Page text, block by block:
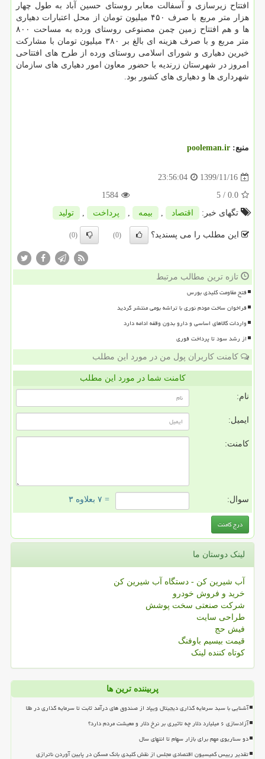
افتتاح زیرسازی و آسفالت معابر روستای حسین آباد به طول چهار
هزار متر مربع با صرف ۴۵۰ میلیون تومان از محل اعتبارات دهیاری
ها و هم افتتاح زمین چمن مصنوعی روستای ورده به مساحت ۸۰۰
متر مربع و با صرف هزینه ای بالغ بر ۳۸۰ میلیون تومان با مشارکت
خیرین دهیاری و شورای اسلامی روستای ورده از طرح های افتتاحی
امروز در شهرستان زرندیه با حضور معاون امور دهیاری های سازمان
شهرداری ها و دهیاری های کشور بود.
منبع: pooleman.ir
1399/11/16
23:56:04
0.0
/ 5
1584
تگهای خبر:
اقتصاد , بیمه , پرداخت , تولید
این مطلب را می پسندید؟ (0)
(0)
تازه ترین مطالب مرتبط
فتح مقاومت کلیدی بورس
فراخوان ساخت مودم نوری با تراشه بومی منتشر گردید
واردات کالاهای اساسی و دارو بدون وقفه ادامه دارد
از رشد سود تا پرداخت فوری
کامنت کاربران پول من در مورد این مطلب
کامنت شما در مورد این مطلب
نام:
ایمیل:
کامنت:
سوال: = ۷ بعلاوه ۳
لینک دوستان ما
آب شیرین کن - دستگاه آب شیرین کن
خرید و فروش خودرو
شرکت صنعتی سخت پوشش
طراحی سایت
فیش حج
قیمت بیسیم باوفنگ
کوتاه کننده لینک
پربیننده ترین ها
آشنایی با سبد سرمایه گذاری دیجیتال ویپاد از صندوق های درآمد ثابت تا سرمایه گذاری در طلا
آزادسازی ۶ میلیارد دلار چه تاثیری بر نرخ دلار و معیشت مردم دارد؟
دو سناریوی مهم برای بازار سهام تا انتهای سال
تقدیر رییس کمیسیون اقتصادی مجلس از نقش کلیدی بانک مسکن در پایین آوردن ناترازی